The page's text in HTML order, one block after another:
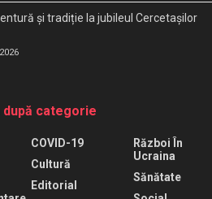
și tradiție la jubileul Cercetașilor
după categorie
COVID-19
Cultură
Editorial
Război În
Ucraina
Sănătate